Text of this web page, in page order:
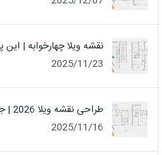
نقشه ویلا چهارخوابه |
2025/11/23
طراحی نقشه ویلا 2026 | جدیدترین پلان ویلا دوبلکس
2025/11/16